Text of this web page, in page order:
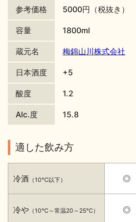
日本酒の楽しみ方特集
地酒・イベント情報
参考価格 5000円（税抜き）
容量 1800ml
蔵元名 梅錦山川株式会社
日本酒度 +5
酸度 1.2
Alc.度 15.8
適した飲み方
冷酒 （10℃以下）
冷や （10℃～常温20～25℃）
◎
◎